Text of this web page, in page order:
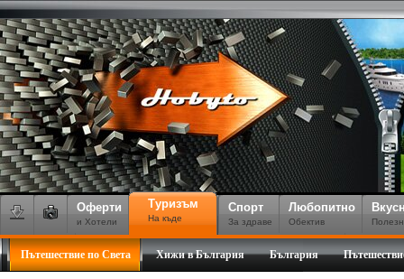
Оферти
и Хотели
Туризъм
На къде
Спорт
За здраве
Любопитно
Обектив
Пътешествие по Света Хижи в България България